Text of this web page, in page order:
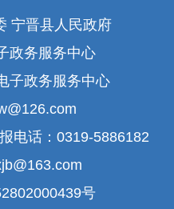
宁晋县人民政府
政务服务中心
子政务服务中心
电话：0319-5886182
号